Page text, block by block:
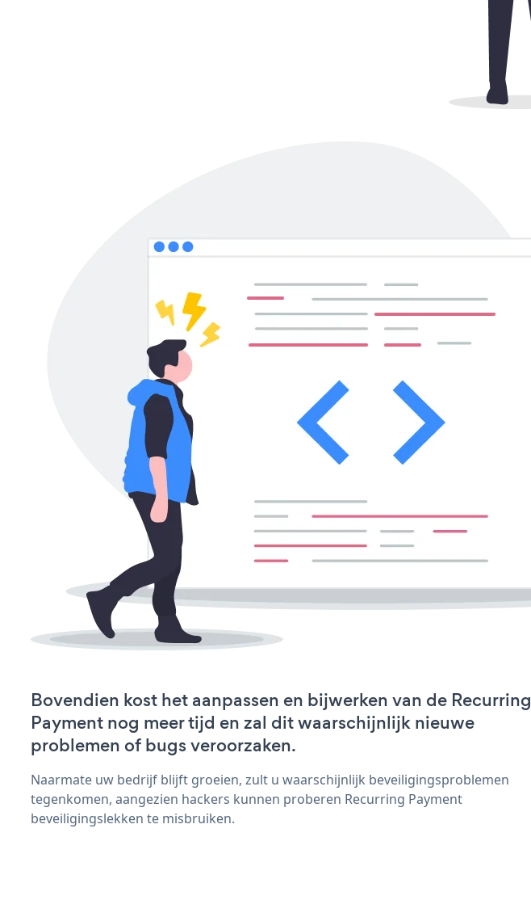
Bovendien kost het aanpassen en bijwerken van de Recurring
Payment nog meer tijd en zal dit waarschijnlijk nieuwe
problemen of bugs veroorzaken.
Naarmate uw bedrijf blijft groeien, zult u waarschijnlijk beveiligingsproblemen
tegenkomen, aangezien hackers kunnen proberen Recurring Payment
beveiligingslekken te misbruiken.